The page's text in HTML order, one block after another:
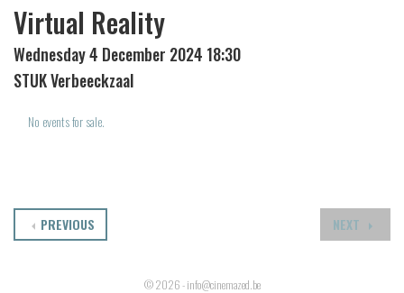
Virtual Reality
Wednesday 4 December 2024 18:30
STUK Verbeeckzaal
No events for sale.
NEXT
PREVIOUS
© 2026 - info@cinemazed.be